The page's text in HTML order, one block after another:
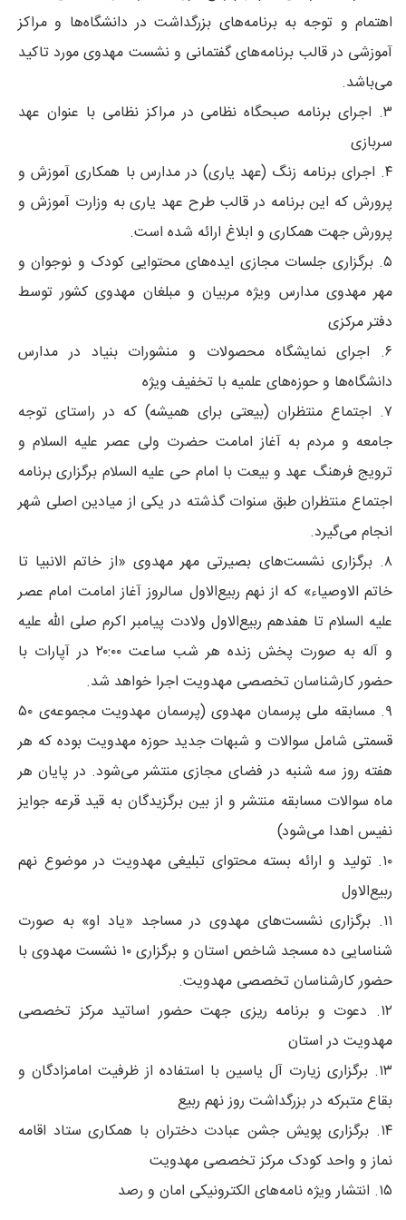
اهتمام و توجه به برنامه‌های بزرگداشت در دانشگاه‌ها و مراکز
آموزشی در قالب برنامه‌های گفتمانی و نشست مهدوی مورد تاکید
می‌باشد.
۳. اجرای برنامه صبحگاه نظامی در مراکز نظامی با عنوان عهد
سربازی
۴. اجرای برنامه زنگ (عهد یاری) در مدارس با همکاری آموزش و
پرورش که این برنامه در قالب طرح عهد یاری به وزارت آموزش و
پرورش جهت همکاری و ابلاغ ارائه شده است.
۵. برگزاری جلسات مجازی ایده‌های محتوایی کودک و نوجوان و
مهر مهدوی مدارس ویژه مربیان و مبلغان مهدوی کشور توسط
دفتر مرکزی
۶. اجرای نمایشگاه محصولات و منشورات بنیاد در مدارس
دانشگاه‌ها و حوزه‌های علمیه با تخفیف ویژه
۷. اجتماع منتظران (بیعتی برای همیشه) که در راستای توجه
جامعه و مردم به آغاز امامت حضرت ولی عصر علیه السلام و
ترویج فرهنگ عهد و بیعت با امام حی علیه السلام برگزاری برنامه
اجتماع منتظران طبق سنوات گذشته در یکی از میادین اصلی شهر
انجام می‌گیرد.
۸. برگزاری نشست‌های بصیرتی مهر مهدوی «از خاتم الانبیا تا
خاتم الاوصیاء» که از نهم ربیع‌الاول سالروز آغاز امامت امام عصر
علیه السلام تا هفدهم ربیع‌الاول ولادت پیامبر اکرم صلی الله علیه
و آله به صورت پخش زنده هر شب ساعت ۲۰:۰۰ در آپارات با
حضور کارشناسان تخصصی مهدویت اجرا خواهد شد.
۹. مسابقه ملی پرسمان مهدوی (پرسمان مهدویت مجموعه‌ی ۵۰
قسمتی شامل سوالات و شبهات جدید حوزه مهدویت بوده که هر
هفته روز سه شنبه در فضای مجازی منتشر می‌شود. در پایان هر
ماه سوالات مسابقه منتشر و از بین برگزیدگان به قید قرعه جوایز
نفیس اهدا می‌شود)
۱۰. تولید و ارائه بسته محتوای تبلیغی مهدویت در موضوع نهم
ربیع‌الاول
۱۱. برگزاری نشست‌های مهدوی در مساجد «یاد او» به صورت
شناسایی ده مسجد شاخص استان و برگزاری ۱۰ نشست مهدوی با
حضور کارشناسان تخصصی مهدویت.
۱۲. دعوت و برنامه ریزی جهت حضور اساتید مرکز تخصصی
مهدویت در استان
۱۳. برگزاری زیارت آل یاسین با استفاده از ظرفیت امامزادگان و
بقاع متبرکه در بزرگداشت روز نهم ربیع
۱۴. برگزاری پویش جشن عبادت دختران با همکاری ستاد اقامه
نماز و واحد کودک مرکز تخصصی مهدویت
۱۵. انتشار ویژه نامه‌های الکترونیکی امان و رصد